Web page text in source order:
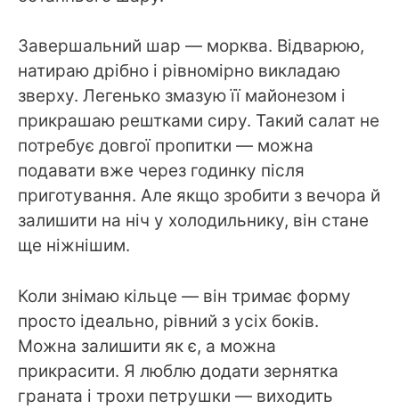
Завершальний шар — морква. Відварюю,
натираю дрібно і рівномірно викладаю
зверху. Легенько змазую її майонезом і
прикрашаю рештками сиру. Такий салат не
потребує довгої пропитки — можна
подавати вже через годинку після
приготування. Але якщо зробити з вечора й
залишити на ніч у холодильнику, він стане
ще ніжнішим.
Коли знімаю кільце — він тримає форму
просто ідеально, рівний з усіх боків.
Можна залишити як є, а можна
прикрасити. Я люблю додати зернятка
граната і трохи петрушки — виходить